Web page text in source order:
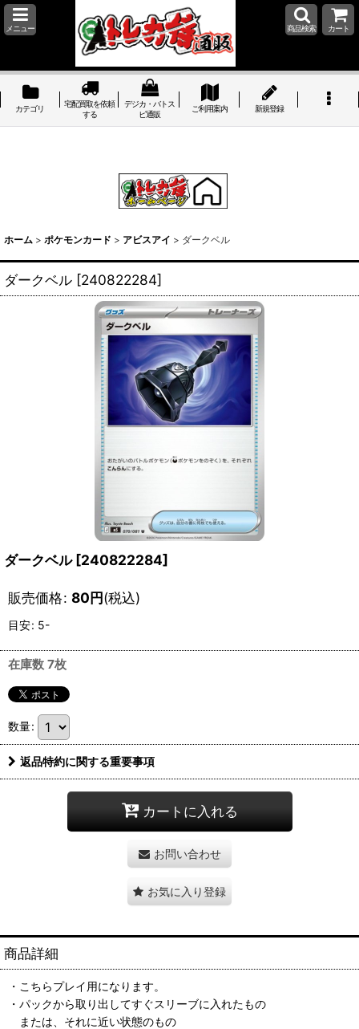
メニュー 商品検索 カート
カテゴリ
宅配買取を依頼
する
デジカ・バトス
ピ通販
ご利用案内 新規登録
ホーム > ポケモンカード > アビスアイ > ダークベル
ダークベル [240822284]
ダークベル [240822284]
販売価格: 80円(税込)
目安: 5-
在庫数 7枚
数量:
返品特約に関する重要事項
カートに入れる
お問い合わせ
お気に入り登録
商品詳細
・こちらプレイ用になります。
・パックから取り出してすぐスリーブに入れたもの
または、それに近い状態のもの